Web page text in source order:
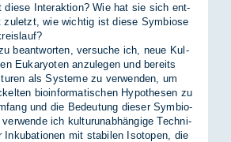
die­se In­ter­ak­ti­on? Wie hat sie sich ent­
zu­letzt, wie wich­tig ist die­se Sym­bio­se
be­ant­wor­ten, ver­su­che ich, neue Kul­
Eu­ka­ryo­ten an­zu­le­gen und be­reits
als Sys­te­me zu ver­wen­den, um
bio­in­for­ma­ti­schen Hy­po­the­sen zu
und die Be­deu­tung die­ser Sym­bio­
ich kul­tur­un­ab­hän­gi­ge Tech­ni­
In­ku­ba­tio­nen mit sta­bi­len Iso­to­pen, die